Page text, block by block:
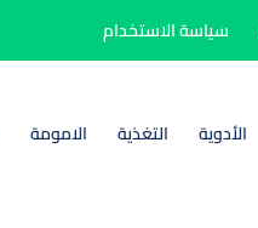
سياسة الاستخدام
الأدوية التغذية الامومة